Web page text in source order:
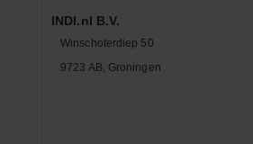
INDI.nl B.V.
Winschoterdiep 50
9723 AB, Groningen